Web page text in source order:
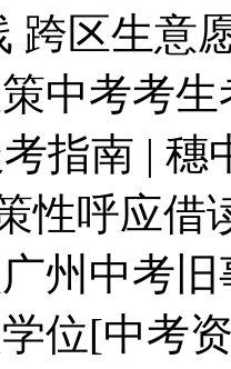
跨区生意
中考考
指南 |
性呼应借
州中考
位[中考